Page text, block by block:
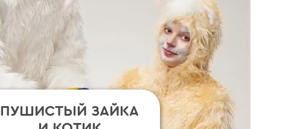
ПУШИСТЫЙ ЗАЙКА